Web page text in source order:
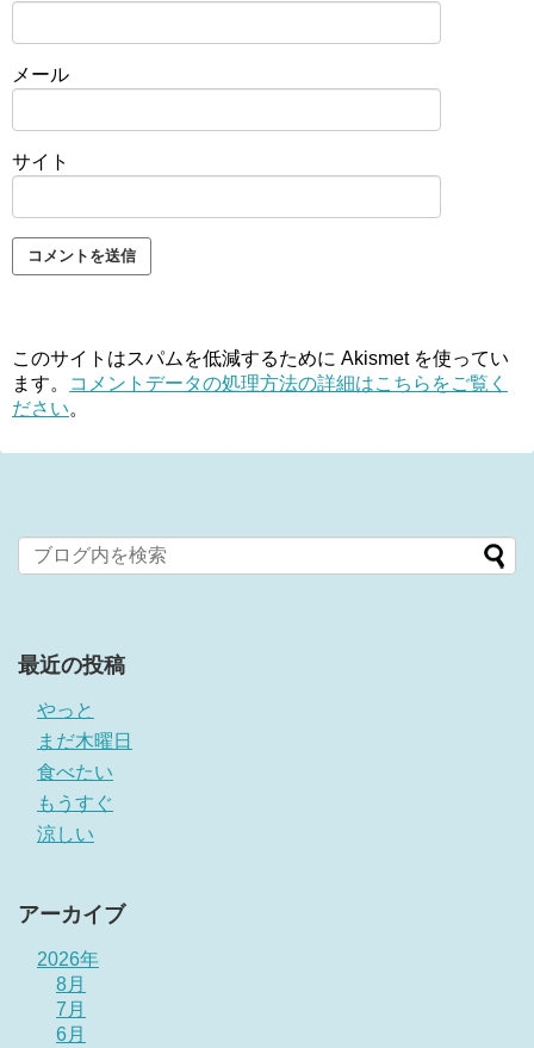
メール
サイト
このサイトはスパムを低減するために Akismet を使ってい
ます。
コメントデータの処理方法の詳細はこちらをご覧く
ださい。
最近の投稿
やっと
まだ木曜日
食べたい
もうすぐ
涼しい
アーカイブ
2026年
8月
7月
6月